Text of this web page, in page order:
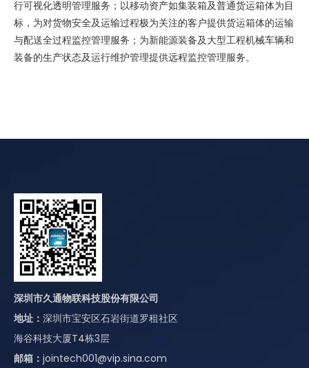
行可视化透明管理服务；以移动资产如集装箱及普通货运箱体为目
标，为对货物安全及运输过程极为关注的客户提供货运箱体的运输
与配送全过程监控管理服务；为新能源装备及大型工程机械车辆和
装备的生产状态及运行维护管理提供远程监控管理服务。
深圳市久通物联科技股份有限公司
地址： 深圳市宝安区石岩街道罗租社区
海谷科技大厦T4栋3层
邮箱： jointech001@vip.sina.com